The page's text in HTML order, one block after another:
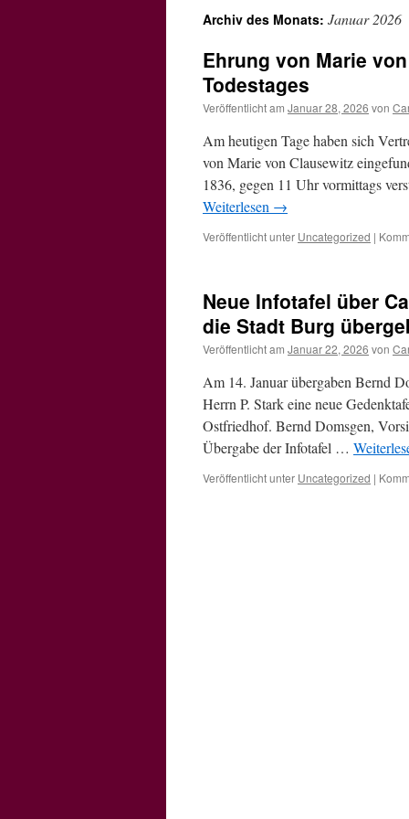
Archiv des Monats: Januar 2026
Ehrung von Marie
Todestages
Veröffentlicht am Januar 28, 2026 von
Am heutigen Tage haben sich
von Marie von Clausewitz
1836, gegen 11 Uhr vormittags
Weiterlesen →
Veröffentlicht unter Uncategorized |
Neue Infotafel über
die Stadt Burg
Veröffentlicht am Januar 22, 2026 von
Am 14. Januar übergaben Bernd
Herrn P. Stark eine neue
Ostfriedhof. Bernd Domsgen,
Übergabe der Infotafel …
Veröffentlicht unter Uncategorized |